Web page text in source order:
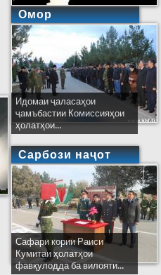
Омор
Идомаи ҷаласаҳои
ҷамъбастии Комиссияҳои
ҳолатҳои...
Сарбози наҷот
Сафари кории Раиси
Кумитаи ҳолатҳои
фавқулодда ба вилояти...